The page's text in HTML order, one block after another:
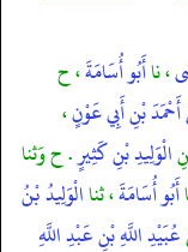
، ناأَبُو أُسَامَةَ، ح
بْنِ أَبِي عَوْنٍ،
الْوَلِيدِ بْنِ كَثِيرٍ. ح وَثنا
أَبُو أُسَامَةَ، ثناالْوَلِيدُ بْنُ
عُبَيْدِ اللَّهِ بْنِ عَبْدِ اللَّهِ